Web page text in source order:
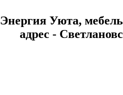
Энергия Уюта,
aдрес -